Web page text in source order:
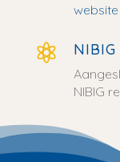
 NIBIG
NIBIG